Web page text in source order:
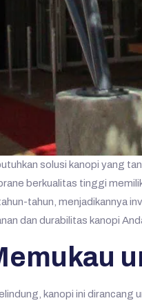
solusi kanopi yang
berkualitas tinggi
tahun, menjadikannya
dan durabilitas kanopi
kanopi ini